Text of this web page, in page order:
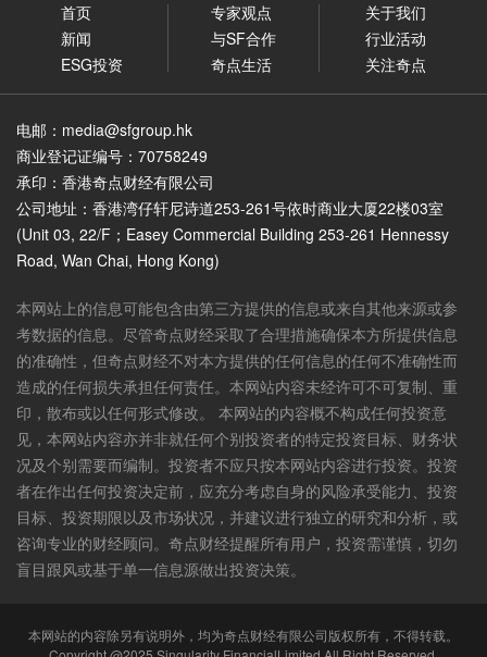
首页
新闻
ESG投资
专家观点
与SF合作
奇点生活
关于我们
行业活动
关注奇点
电邮：media@sfgroup.hk
商业登记证编号：70758249
承印：香港奇点财经有限公司
公司地址：香港湾仔轩尼诗道253-261号依时商业大厦22楼03室
(Unit 03, 22/F；Easey Commercial Building 253-261 Hennessy
Road, Wan Chai, Hong Kong)
本网站上的信息可能包含由第三方提供的信息或来自其他来源或参
考数据的信息。尽管奇点财经采取了合理措施确保本方所提供信息
的准确性，但奇点财经不对本方提供的任何信息的任何不准确性而
造成的任何损失承担任何责任。本网站内容未经许可不可复制、重
印，散布或以任何形式修改。 本网站的内容概不构成任何投资意
见，本网站内容亦并非就任何个别投资者的特定投资目标、财务状
况及个别需要而编制。投资者不应只按本网站内容进行投资。投资
者在作出任何投资决定前，应充分考虑自身的风险承受能力、投资
目标、投资期限以及市场状况，并建议进行独立的研究和分析，或
咨询专业的财经顾问。奇点财经提醒所有用户，投资需谨慎，切勿
盲目跟风或基于单一信息源做出投资决策。
本网站的内容除另有说明外，均为奇点财经有限公司版权所有，不得转载。